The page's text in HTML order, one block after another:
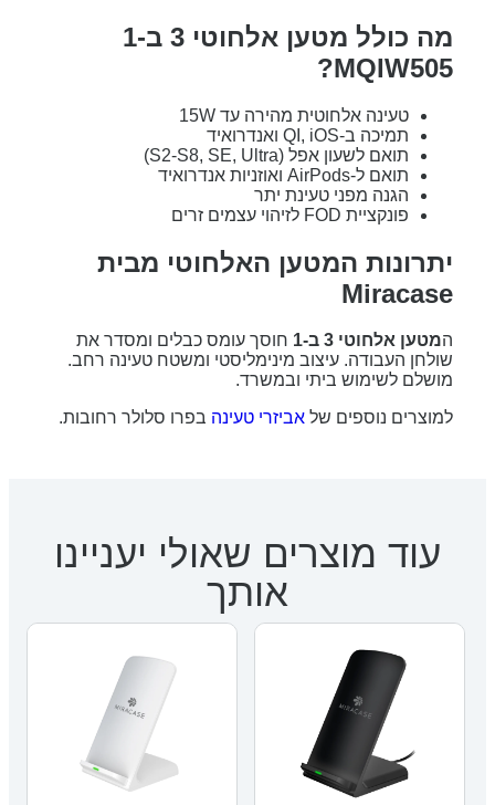
מה כולל מטען אלחוטי 3 ב-1
MQIW505?
טעינה אלחוטית מהירה עד 15W
תמיכה ב-QI, iOS ואנדרואיד
תואם לשעון אפל (S2-S8, SE, Ultra)
תואם ל-AirPods ואוזניות אנדרואיד
הגנה מפני טעינת יתר
פונקציית FOD לזיהוי עצמים זרים
יתרונות המטען האלחוטי מבית
Miracase
המטען אלחוטי 3 ב-1
חוסך עומס כבלים ומסדר את
שולחן העבודה. עיצוב מינימליסטי ומשטח טעינה רחב.
מושלם לשימוש ביתי ובמשרד.
למוצרים נוספים של אביזרי טעינה בפרו סלולר רחובות.
עוד מוצרים שאולי יעניינו
אותך